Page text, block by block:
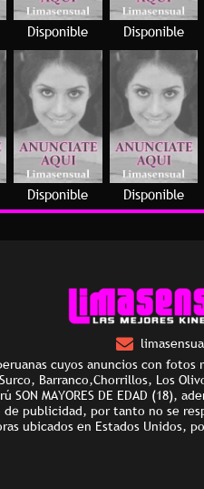
Disponible Disponible
Disponible Disponible
cuyos anuncios con
Barranco,Chorrillos, Los
SON MAYORES DE EDAD
publicidad, por tanto no se
ubicados en Estados